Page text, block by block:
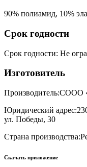
90% полиамид, 10%
Срок годности
Срок годности: Не
Изготовитель
Производитель:СООО
Юридический адрес:
ул. Победы, 30
Страна производства:
Скачать приложение